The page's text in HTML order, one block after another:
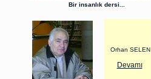
Bir insanlık dersi...
Orhan SELEN
Devamı